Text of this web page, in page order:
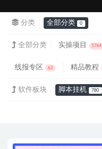
分类 全部分类 0
全部分类 实操项目 5764
线报专区 63 精品教程
软件板块 脚本挂机 780